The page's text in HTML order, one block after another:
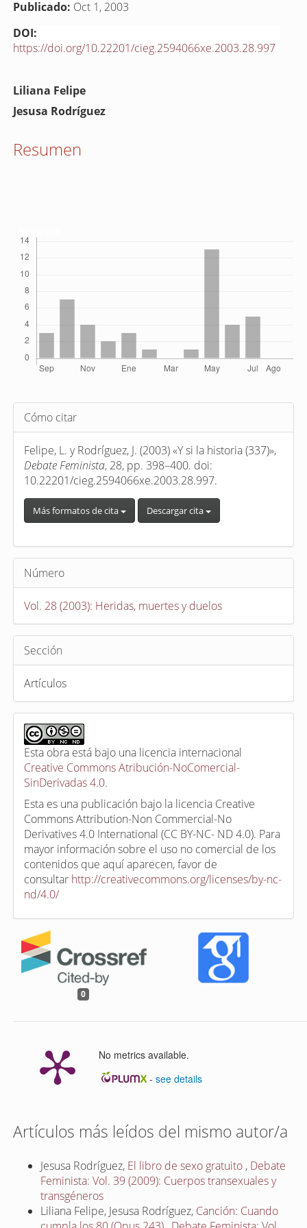
Publicado: Oct 1, 2003
DOI:
https://doi.org/10.22201/cieg.2594066xe.2003.28.997
Contenido
principal
artículo
Liliana Felipe
Jesusa Rodríguez
Resumen
Detalles
del
artículo
Cómo citar
Felipe, L. y Rodríguez, J. (2003) «Y si la historia (337)»,
Debate Feminista, 28, pp. 398–400. doi:
10.22201/cieg.2594066xe.2003.28.997.
Más formatos de cita Descargar cita
Número
Vol. 28 (2003): Heridas, muertes y duelos
Sección
Artículos
Esta obra está bajo una licencia internacional
Creative Commons Atribución-NoComercial-
SinDerivadas 4.0.
Esta es una publicación bajo la licencia Creative
Commons Attribution-Non Commercial-No
Derivatives 4.0 International (CC BY-NC- ND 4.0). Para
mayor información sobre el uso no comercial de los
contenidos que aquí aparecen, favor de
consultar http://creativecommons.org/licenses/by-nc-
nd/4.0/
0
No metrics available.
-see details
Artículos más leídos del mismo autor/a
Jesusa Rodríguez, El libro de sexo gratuito , Debate
Feminista: Vol. 39 (2009): Cuerpos transexuales y
transgéneros
Liliana Felipe, Jesusa Rodríguez, Canción: Cuando